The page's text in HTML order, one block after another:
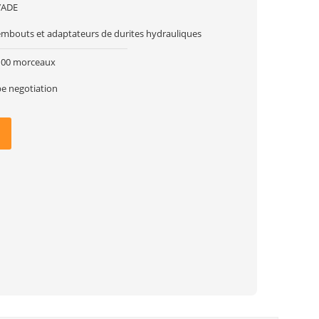
et adaptateurs de durites hydrauliques
morceaux
negotiation